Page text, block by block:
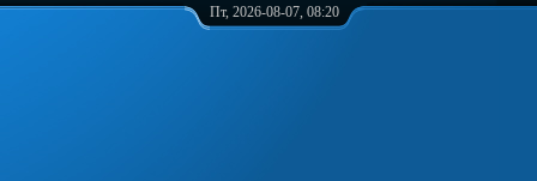
Пт, 2026-08-07, 08:20